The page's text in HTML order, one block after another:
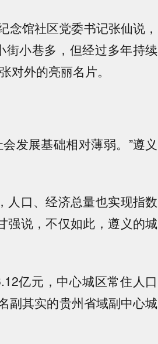
念馆社区党委书记张仙说，
小巷多，但经过多年持续
对外的亮丽名片。
发展基础相对薄弱。”遵义
人口、经济总量也实现指数
强说，不仅如此，遵义的城
亿元，中心城区常住人口
副其实的贵州省域副中心城